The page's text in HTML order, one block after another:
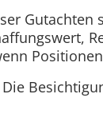
Gutachten